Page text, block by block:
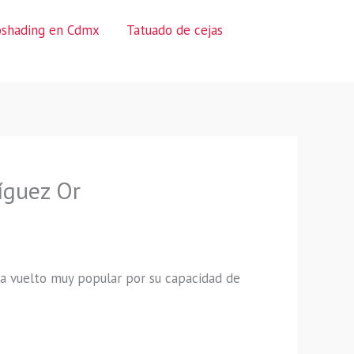
en Cdmx
Tatuado de cejas
Or
vuelto muy popular por su capacidad de